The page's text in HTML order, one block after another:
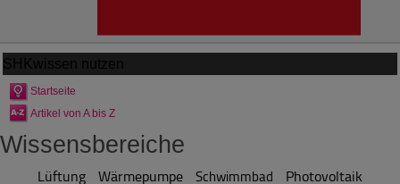
SHKwissen nutzen
Startseite
Artikel von A bis Z
Wissensbereiche
Lüftung Wärmepumpe Schwimmbad Photovoltaik